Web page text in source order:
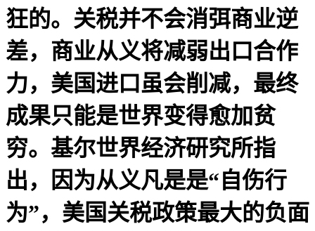
狂的。关税并不会消弭商业逆
差，商业从义将减弱出口合作
力，美国进口虽会削减，最终
成果只能是世界变得愈加贫
穷。基尔世界经济研究所指
出，因为从义凡是是“自伤行
为”，美国关税政策最大的负面